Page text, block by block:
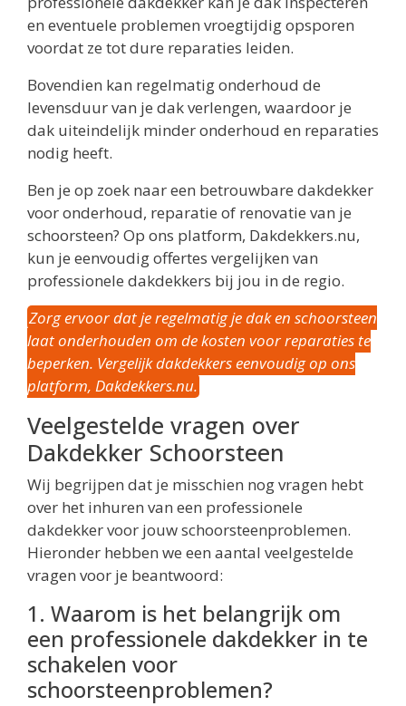
en eventuele problemen vroegtijdig opsporen
voordat ze tot dure reparaties leiden.
Bovendien kan regelmatig onderhoud de
levensduur van je dak verlengen, waardoor je
dak uiteindelijk minder onderhoud en reparaties
nodig heeft.
Ben je op zoek naar een betrouwbare dakdekker
voor onderhoud, reparatie of renovatie van je
schoorsteen? Op ons platform, Dakdekkers.nu,
kun je eenvoudig offertes vergelijken van
professionele dakdekkers bij jou in de regio.
Zorg ervoor dat je regelmatig je dak en schoorsteen
laat onderhouden om de kosten voor reparaties te
beperken. Vergelijk dakdekkers eenvoudig op ons
platform, Dakdekkers.nu.
Veelgestelde vragen over
Dakdekker Schoorsteen
Wij begrijpen dat je misschien nog vragen hebt
over het inhuren van een professionele
dakdekker voor jouw schoorsteenproblemen.
Hieronder hebben we een aantal veelgestelde
vragen voor je beantwoord:
1. Waarom is het belangrijk om
een professionele dakdekker in te
schakelen voor
schoorsteenproblemen?